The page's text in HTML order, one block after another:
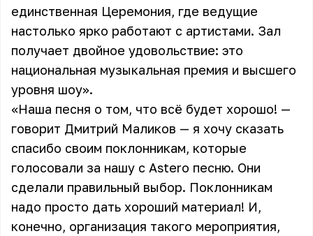
единственная Церемония, где ведущие
настолько ярко работают с артистами. Зал
получает двойное удовольствие: это
национальная музыкальная премия и высшего
уровня шоу».
«Наша песня о том, что всё будет хорошо! —
говорит Дмитрий Маликов — я хочу сказать
спасибо своим поклонникам, которые
голосовали за нашу с Astero песню. Они
сделали правильный выбор. Поклонникам
надо просто дать хороший материал! И,
конечно, организация такого мероприятия,